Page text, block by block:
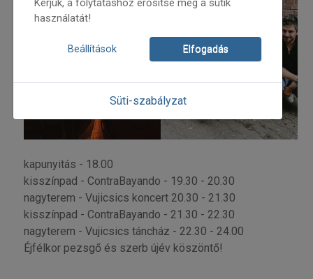
kapunyitás - 18.00
kisszínpad - ContraBayando - 19.30 - 20.30
nagyterem - Vujicsics koncert 20.30 - 21.30
kisszínpad - ContraBayando - 21.30 - 22.30
nagyterem - Vujicsics táncház - 22.30 - 24.00
Éjfélkor pezsgő és szerb újév köszöntő!
Kérjük, a folytatáshoz erősítse meg a sütik
használatát!
Beállítások Elfogadás
Süti-szabályzat